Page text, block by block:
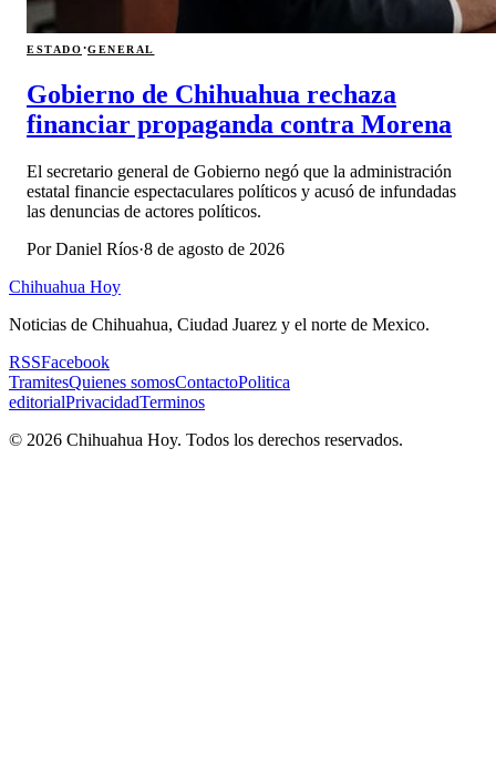
ESTADO·GENERAL
Gobierno de Chihuahua rechaza
financiar propaganda contra Morena
El secretario general de Gobierno negó que la administración
estatal financie espectaculares políticos y acusó de infundadas
las denuncias de actores políticos.
PorDaniel Ríos·8 de agosto de 2026
Chihuahua Hoy
Noticias de Chihuahua, Ciudad Juarez y el norte de Mexico.
RSSFacebook
TramitesQuienes somosContactoPolitica
editorialPrivacidadTerminos
© 2026 Chihuahua Hoy. Todos los derechos reservados.